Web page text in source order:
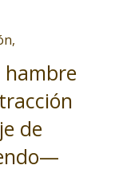
hambre
de